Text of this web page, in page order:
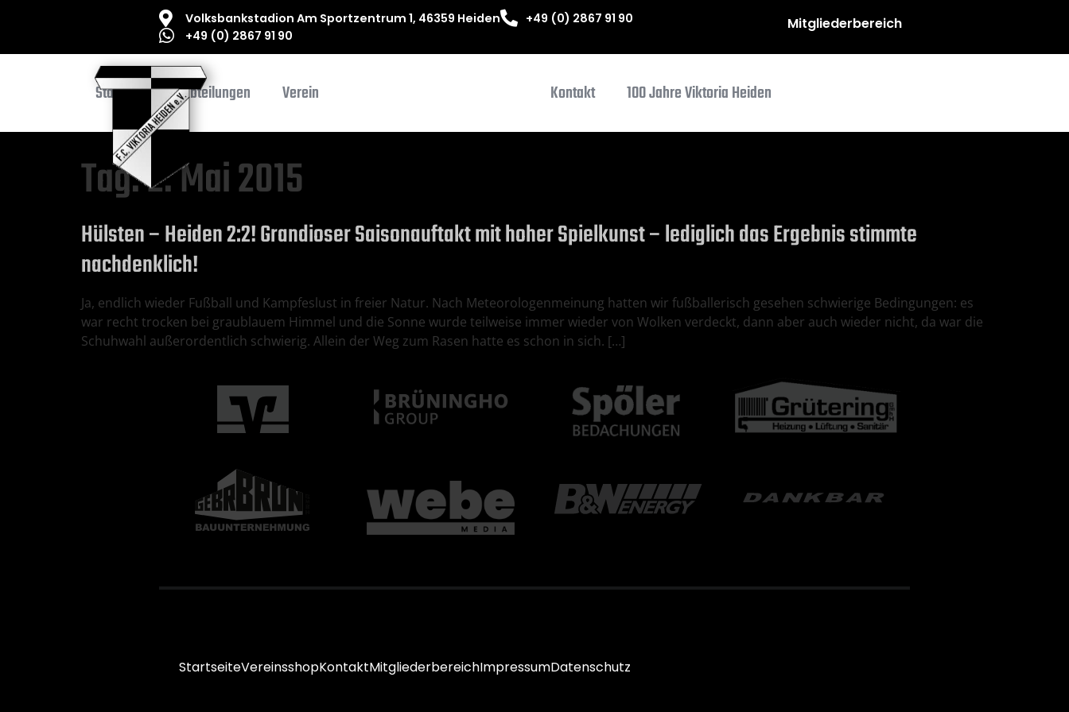
Volksbankstadion Am Sportzentrum 1, 46359 Heiden
+49 (0) 2867 91 90
+49 (0) 2867 91 90
Mitgliederbereich
Startseite Abteilungen Verein Kontakt 100 Jahre Viktoria Heiden
Tag:2. Mai 2015
Hülsten – Heiden 2:2! Grandioser Saisonauftakt mit hoher Spielkunst – lediglich das Ergebnis stimmte
nachdenklich!
Ja, endlich wieder Fußball und Kampfeslust in freier Natur. Nach Meteorologenmeinung hatten wir fußballerisch gesehen schwierige Bedingungen: es
war recht trocken bei graublauem Himmel und die Sonne wurde teilweise immer wieder von Wolken verdeckt, dann aber auch wieder nicht, da war die
Schuhwahl außerordentlich schwierig. Allein der Weg zum Rasen hatte es schon in sich. […]
StartseiteVereinsshopKontaktMitgliederbereichImpressumDatenschutz